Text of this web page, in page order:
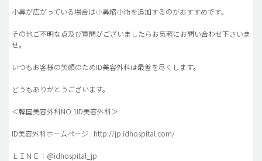
小鼻が広がっている場合は小鼻縮小術を追加するのがおすすめです。
その他ご不明な点及び質問がございましたらお気軽にお問い合わせ下さいま
せ。
いつもお客様の笑顔のためID美容外科は最善を尽くします。
どうもありがとうございます。
＜韓国美容外科NO.1ID美容外科＞
ID美容外科ホームページ : http://jp.idhospital.com/
ＬＩＮＥ：@idhospital_jp